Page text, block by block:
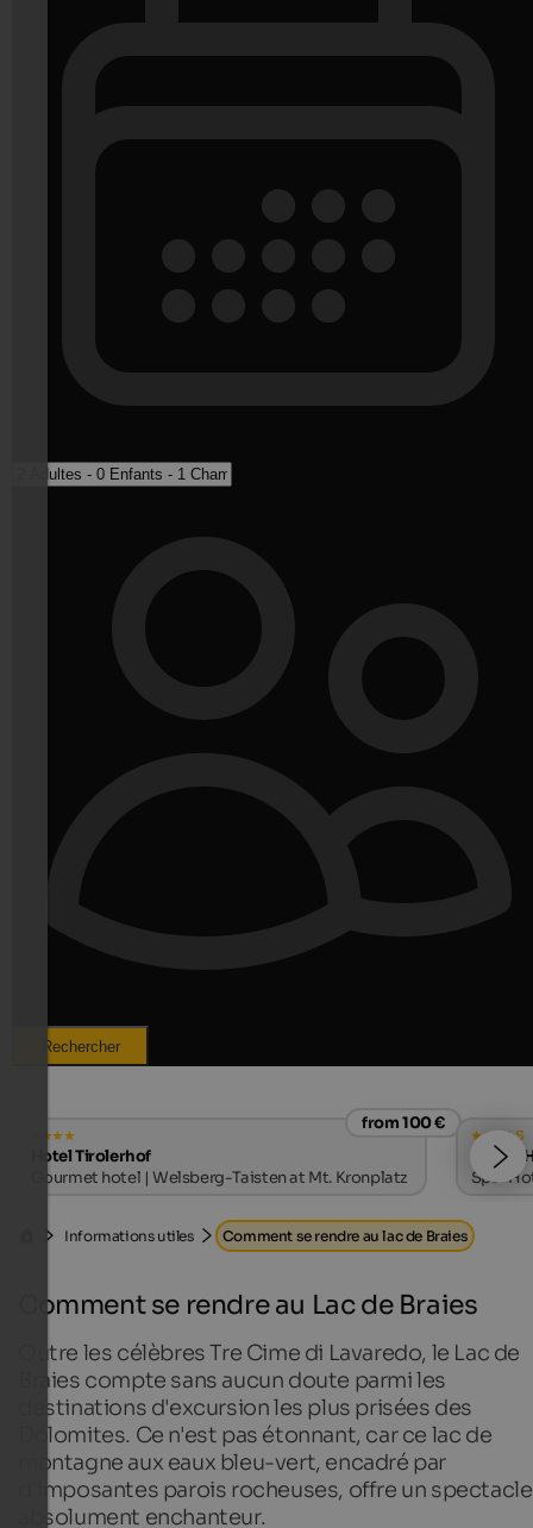
Rechercher
from 100 €
Hotel Tirolerhof
Gourmet hotel | Welsberg-Taisten at Mt. Kronplatz
s
Spa-
Informations utiles Comment se rendre au lac de Braies
Comment se rendre au Lac de Braies
Outre les célèbres Tre Cime di Lavaredo, le Lac de
Braies compte sans aucun doute parmi les
destinations d'excursion les plus prisées des
Dolomites. Ce n'est pas étonnant, car ce lac de
montagne aux eaux bleu-vert, encadré par
d'imposantes parois rocheuses, offre un spectacle
absolument enchanteur.